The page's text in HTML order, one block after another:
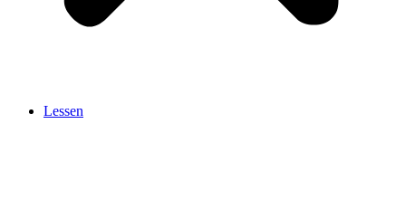
Lessen